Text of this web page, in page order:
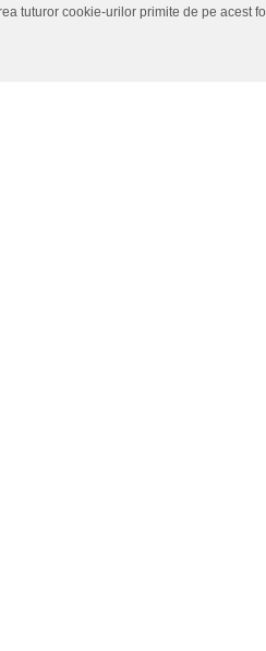
tuturor cookie-urilor primite de pe acest